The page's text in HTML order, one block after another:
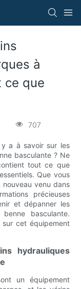
à
ce que
707
y a à savoir sur les
basculante ? Ne
tout ce que
Que vous
venu dans
précieuses
et dépanner les
basculante.
cet équipement
hydrauliques
un équipement